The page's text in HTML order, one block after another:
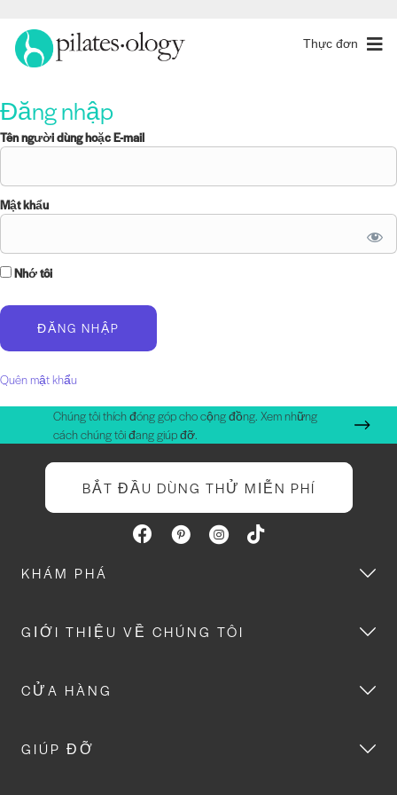
Thực đơn
Đăng nhập
Tên người dùng hoặc E-mail
Mật khẩu
Nhớ tôi
Quên mật khẩu
Chúng tôi thích đóng góp cho cộng đồng. Xem những
cách chúng tôi đang giúp đỡ.
BẮT ĐẦU DÙNG THỬ MIỄN PHÍ
KHÁM PHÁ
GIỚI THIỆU VỀ CHÚNG TÔI
CỬA HÀNG
GIÚP ĐỠ